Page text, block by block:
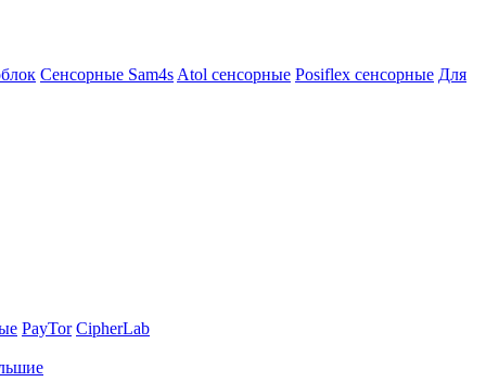
Сенсорные Sam4s Atol сенсорные Posiflex сенсорные Для
PayTor CipherLab